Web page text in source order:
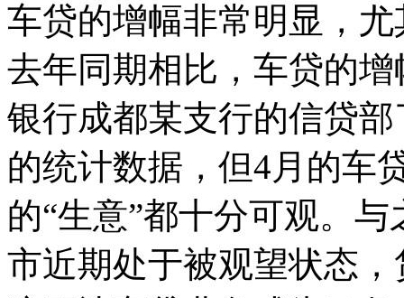
车贷的增幅非常明显，
去年同期相比，车贷的
银行成都某支行的信贷
的统计数据，但4月的车
的“生意”都十分可观。
市近期处于被观望状态